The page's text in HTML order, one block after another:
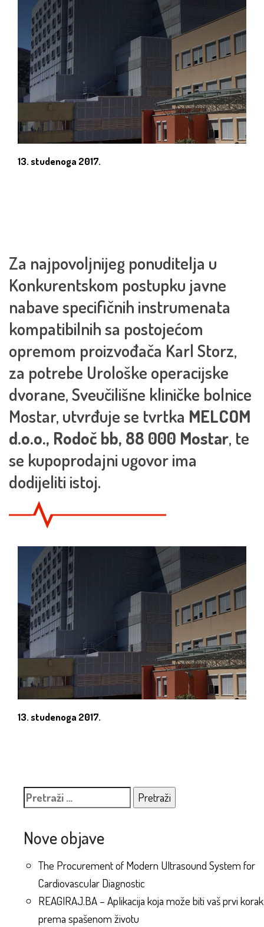
13. studenoga 2017.
Za najpovoljnijeg ponuditelja u
Konkurentskom postupku javne
nabave specifičnih instrumenata
kompatibilnih sa postojećom
opremom proizvođača Karl Storz,
za potrebe Urološke operacijske
dvorane, Sveučilišne kliničke bolnice
Mostar, utvrđuje se tvrtka MELCOM
d.o.o., Rodoč bb, 88 000 Mostar, te
se kupoprodajni ugovor ima
dodijeliti istoj.
13. studenoga 2017.
Pretraži:
Nove objave
The Procurement of Modern Ultrasound System for
Cardiovascular Diagnostic
REAGIRAJ.BA – Aplikacija koja može biti vaš prvi korak
prema spašenom životu